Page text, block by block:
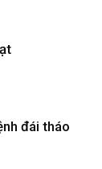
đái tháo